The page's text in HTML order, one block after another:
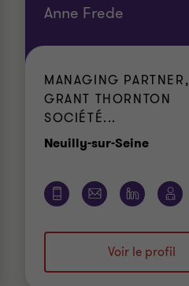
Anne Frede
MANAGING PARTNER,
GRANT THORNTON
SOCIÉTÉ...
Neuilly-sur-SeineBureau
Voir le profil